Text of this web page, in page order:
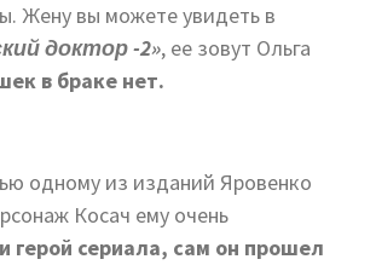
Жену вы можете увидеть в
доктор -2», ее зовут Ольга
в браке нет.
одному из изданий Яровенко
Косач ему очень
герой сериала, сам он прошел